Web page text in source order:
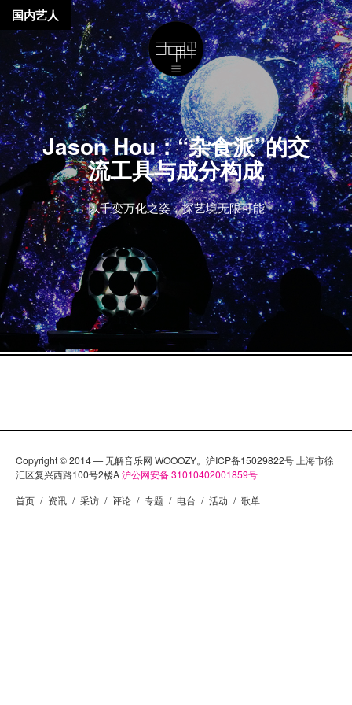
Jason Hou：“杂食派”的交
流工具与成分构成
以千变万化之姿，探艺境无限可能
国内艺人
Copyright © 2014 — 无解音乐网 WOOOZY。沪ICP备15029822号 上海市徐
汇区复兴西路100号2楼A沪公网安备 31010402001859号
首页 / 资讯 / 采访 / 评论 / 专题 / 电台 / 活动 / 歌单